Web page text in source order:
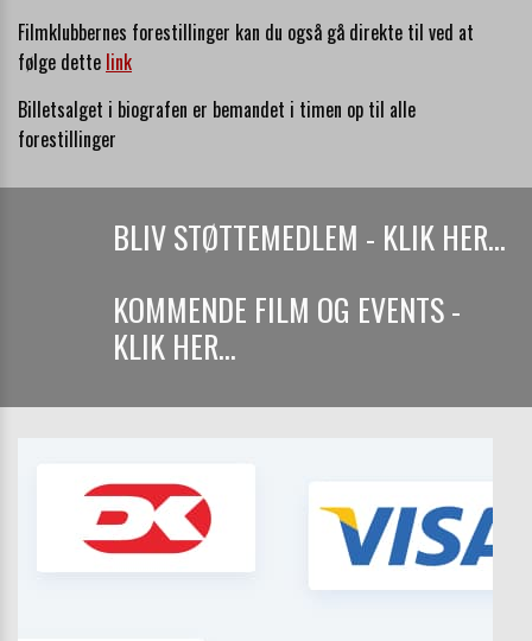
Filmklubbernes forestillinger kan du også gå direkte til ved at
følge dette link
Billetsalget i biografen er bemandet i timen op til alle
forestillinger
BLIV STØTTEMEDLEM - KLIK HER...
KOMMENDE FILM OG EVENTS -
KLIK HER...